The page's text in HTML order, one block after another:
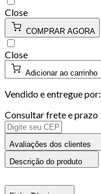
Close
COMPRAR AGORA
Close
Adicionar ao carrinho
Vendido e entregue por:
Consultar frete e prazo
Avaliações dos clientes
Descrição do produto